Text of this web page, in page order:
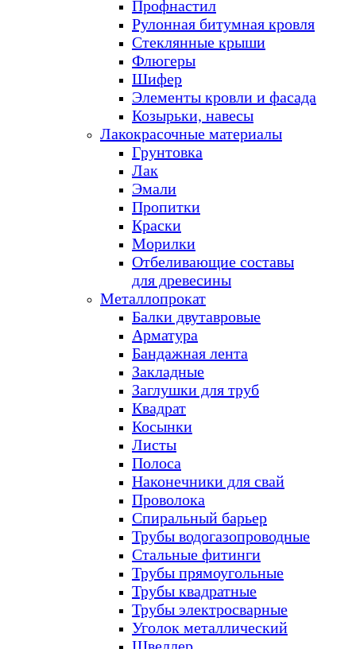
Профнастил
Рулонная битумная кровля
Стеклянные крыши
Флюгеры
Шифер
Элементы кровли и фасада
Козырьки, навесы
Лакокрасочные материалы
Грунтовка
Лак
Эмали
Пропитки
Краски
Морилки
Отбеливающие составы
для древесины
Металлопрокат
Балки двутавровые
Арматура
Бандажная лента
Закладные
Заглушки для труб
Квадрат
Косынки
Листы
Полоса
Наконечники для свай
Проволока
Спиральный барьер
Трубы водогазопроводные
Стальные фитинги
Трубы прямоугольные
Трубы квадратные
Трубы электросварные
Уголок металлический